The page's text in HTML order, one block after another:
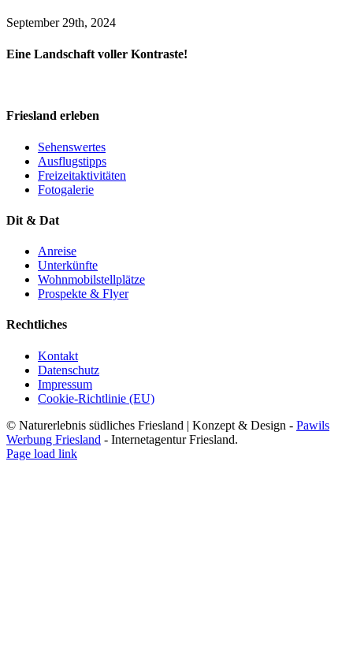
September 29th, 2024
Eine Landschaft voller Kontraste!
Friesland erleben
Sehenswertes
Ausflugstipps
Freizeitaktivitäten
Fotogalerie
Dit & Dat
Anreise
Unterkünfte
Wohnmobilstellplätze
Prospekte & Flyer
Rechtliches
Kontakt
Datenschutz
Impressum
Cookie-Richtlinie (EU)
© Naturerlebnis südliches Friesland | Konzept & Design - Pawils
Werbung Friesland - Internetagentur Friesland.
Page load link